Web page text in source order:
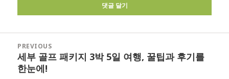
PREVIOUS
Previous
post:
세부 골프 패키지 3박 5일 여행, 꿀팁과 후기를
한눈에!